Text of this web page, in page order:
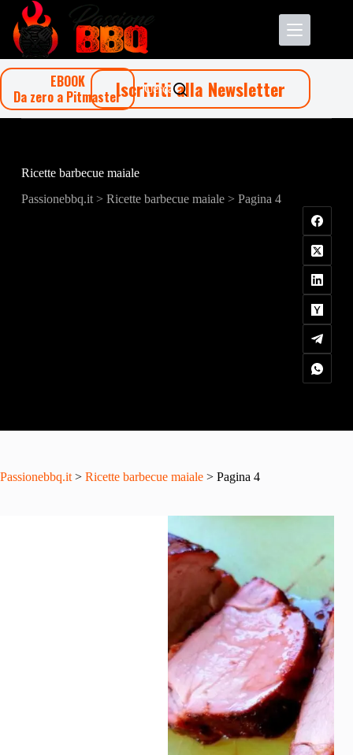
contenuto
EBOOK
Da zero a Pitmaster
Cerca
Iscriviti alla Newsletter
Ricette barbecue maiale
Passionebbq.it> Ricette barbecue maiale> Pagina 4
Passionebbq.it > Ricette barbecue maiale > Pagina 4